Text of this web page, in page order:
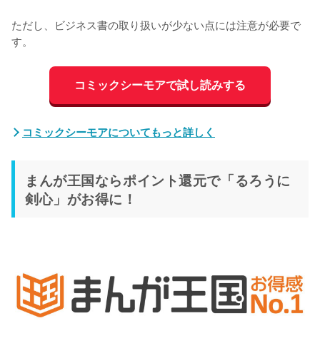
ただし、ビジネス書の取り扱いが少ない点には注意が必要で
す。
コミックシーモアで試し読みする
コミックシーモアについてもっと詳しく
まんが王国ならポイント還元で「るろうに
剣心」がお得に！